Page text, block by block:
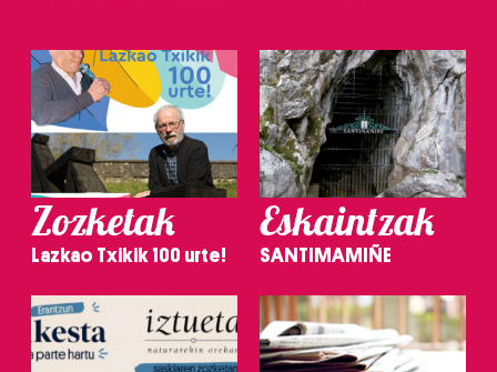
Zozketak
Lazkao Txikik 100 urte!
Eskaintzak
SANTIMAMIÑE